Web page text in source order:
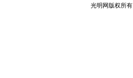
光明网版权所有